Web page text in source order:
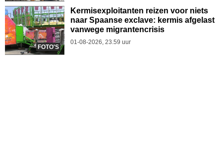
FOTO'S
Kermisexploitanten reizen voor niets
naar Spaanse exclave: kermis afgelast
vanwege migrantencrisis
01-08-2026, 23.59 uur